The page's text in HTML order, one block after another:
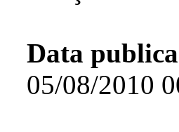
Data
05/08/2010